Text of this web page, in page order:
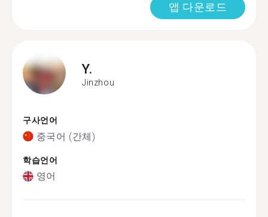
앱 다운로드
Y.
Jinzhou
구사언어
중국어 (간체)
학습언어
영어